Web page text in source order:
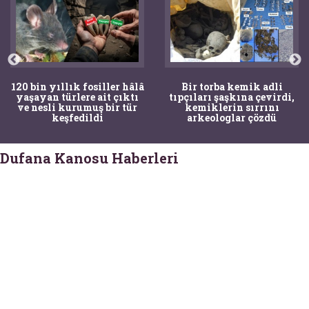
120 bin yıllık fosiller hâlâ
yaşayan türlere ait çıktı
ve nesli kurumuş bir tür
keşfedildi
Bir torba kemik adli
tıpçıları şaşkına çevirdi,
kemiklerin sırrını
arkeologlar çözdü
Dufana Kanosu Haberleri